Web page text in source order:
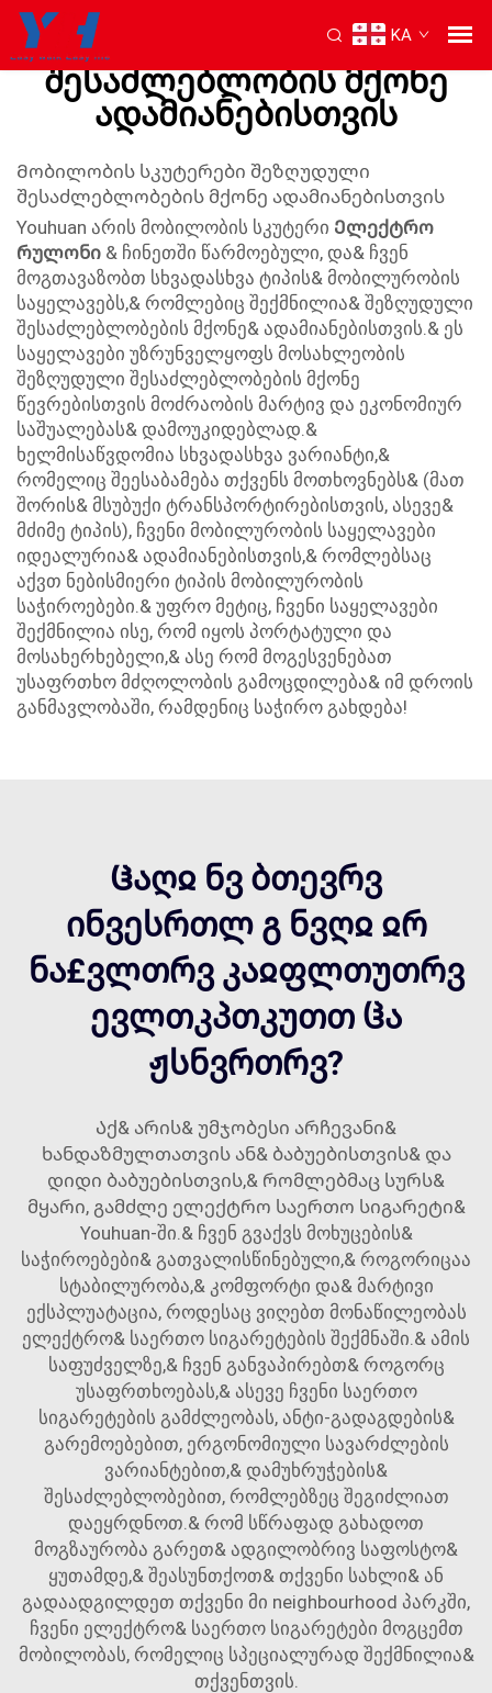
KA
Სკუტერები შეზღუდული
შესაძლებლობის მქონე
ადამიანებისთვის
Მობილობის სკუტერები შეზღუდული
შესაძლებლობების მქონე ადამიანებისთვის
Youhuan არის მობილობის სკუტერი Ელექტრო
რულონი & ჩინეთში წარმოებული, და& ჩვენ
მოგთავაზობთ სხვადასხვა ტიპის& მობილურობის
საყელავებს,& რომლებიც შექმნილია& შეზღუდული
შესაძლებლობების მქონე& ადამიანებისთვის.& ეს
საყელავები უზრუნველყოფს მოსახლეობის
შეზღუდული შესაძლებლობების მქონე
წევრებისთვის მოძრაობის მარტივ და ეკონომიურ
საშუალებას& დამოუკიდებლად.&
ხელმისაწვდომია სხვადასხვა ვარიანტი,&
რომელიც შეესაბამება თქვენს მოთხოვნებს& (მათ
შორის& მსუბუქი ტრანსპორტირებისთვის, ასევე&
მძიმე ტიპის), ჩვენი მობილურობის საყელავები
იდეალურია& ადამიანებისთვის,& რომლებსაც
აქვთ ნებისმიერი ტიპის მობილურობის
საჭიროებები.& უფრო მეტიც, ჩვენი საყელავები
შექმნილია ისე, რომ იყოს პორტატული და
მოსახერხებელი,& ასე რომ მოგესვენებათ
უსაფრთხო მძღოლობის გამოცდილება& იმ დროის
განმავლობაში, რამდენიც საჭირო გახდება!
Ჱაღჲ ნვ ბთევრვ
ინვესრთლ გ ნვღჲ ჲრ
ნა£ვლთრვ კაჲფლთუთრვ
ევლთკპთკუთთ ჱა
ჟსნვრთრვ?
Აქ& არის& უმჯობესი არჩევანი&
ხანდაზმულთათვის ან& ბაბუებისთვის& და
დიდი ბაბუებისთვის,& რომლებმაც სურს&
მყარი, გამძლე ელექტრო საერთო სიგარეტი&
Youhuan-ში.& ჩვენ გვაქვს მოხუცების&
საჭიროებები& გათვალისწინებული,& როგორიცაა
სტაბილურობა,& კომფორტი და& მარტივი
ექსპლუატაცია, როდესაც ვიღებთ მონაწილეობას
ელექტრო& საერთო სიგარეტების შექმნაში.& ამის
საფუძველზე,& ჩვენ განვაპირებთ& როგორც
უსაფრთხოებას,& ასევე ჩვენი საერთო
სიგარეტების გამძლეობას, ანტი-გადაგდების&
გარემოებებით, ერგონომიული სავარძლების
ვარიანტებით,& დამუხრუჭების&
შესაძლებლობებით, რომლებზეც შეგიძლიათ
დაეყრდნოთ.& რომ სწრაფად გახადოთ
მოგზაურობა გარეთ& ადგილობრივ საფოსტო&
ყუთამდე,& შეასუნთქოთ& თქვენი სახლი& ან
გადაადგილდეთ თქვენი მი neighbourhood პარკში,
ჩვენი ელექტრო& საერთო სიგარეტები მოგცემთ
მობილობას, რომელიც სპეციალურად შექმნილია&
თქვენთვის.